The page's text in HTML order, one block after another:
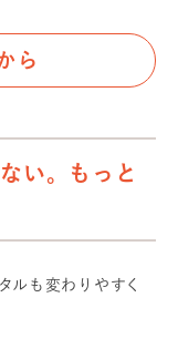
ら
い。もっと
ルも変わりやすく